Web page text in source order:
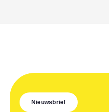
Nieuwsbrief